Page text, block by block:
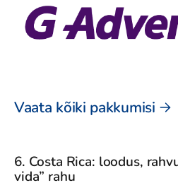
Vaata kõiki pakkumisi
6. Costa Rica: loodus,
vida” rahu